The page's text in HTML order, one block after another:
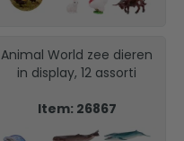
Animal World zee dieren
in display, 12 assorti
Item: 26867